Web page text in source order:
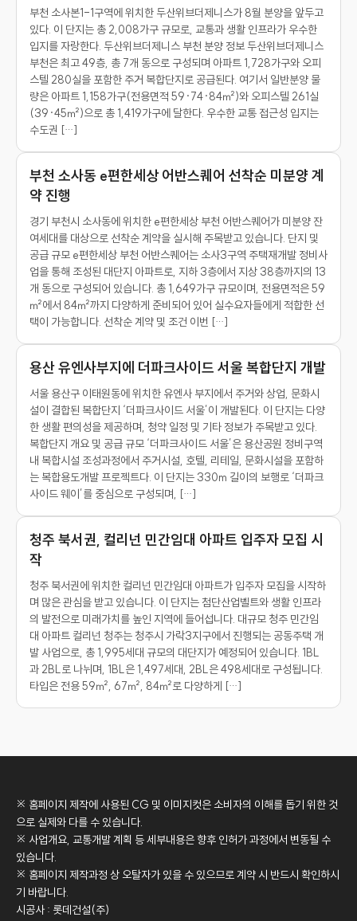
부천 소사본1-1구역에 위치한 두산위브더제니스가 8월 분양을 앞두고
있다. 이 단지는 총 2,008가구 규모로, 교통과 생활 인프라가 우수한
입지를 자랑한다. 두산위브더제니스 부천 분양 정보 두산위브더제니스
부천은 최고 49층, 총 7개 동으로 구성되며 아파트 1,728가구와 오피
스텔 280실을 포함한 주거 복합단지로 공급된다. 여기서 일반분양 물
량은 아파트 1,158가구(전용면적 59·74·84㎡)와 오피스텔 261실
(39·45㎡)으로 총 1,419가구에 달한다. 우수한 교통 접근성 입지는
수도권 […]
부천 소사동 e편한세상 어반스퀘어 선착순 미분양 계
약 진행
경기 부천시 소사동에 위치한 e편한세상 부천 어반스퀘어가 미분양 잔
여세대를 대상으로 선착순 계약을 실시해 주목받고 있습니다. 단지 및
공급 규모 e편한세상 부천 어반스퀘어는 소사3구역 주택재개발 정비사
업을 통해 조성된 대단지 아파트로, 지하 3층에서 지상 38층까지의 13
개 동으로 구성되어 있습니다. 총 1,649가구 규모이며, 전용면적은 59
㎡에서 84㎡까지 다양하게 준비되어 있어 실수요자들에게 적합한 선
택이 가능합니다. 선착순 계약 및 조건 이번 […]
용산 유엔사부지에 더파크사이드 서울 복합단지 개발
서울 용산구 이태원동에 위치한 유엔사 부지에서 주거와 상업, 문화시
설이 결합된 복합단지 ‘더파크사이드 서울’이 개발된다. 이 단지는 다양
한 생활 편의성을 제공하며, 청약 일정 및 기타 정보가 주목받고 있다.
복합단지 개요 및 공급 규모 ‘더파크사이드 서울’은 용산공원 정비구역
내 복합시설 조성과정에서 주거시설, 호텔, 리테일, 문화시설을 포함하
는 복합용도개발 프로젝트다. 이 단지는 330m 길이의 보행로 ‘더파크
사이드 웨이’를 중심으로 구성되며, […]
청주 북서권, 컬리넌 민간임대 아파트 입주자 모집 시
작
청주 북서권에 위치한 컬리넌 민간임대 아파트가 입주자 모집을 시작하
며 많은 관심을 받고 있습니다. 이 단지는 첨단산업벨트와 생활 인프라
의 발전으로 미래가치를 높인 지역에 들어섭니다. 대규모 청주 민간임
대 아파트 컬리넌 청주는 청주시 가락3지구에서 진행되는 공동주택 개
발 사업으로, 총 1,995세대 규모의 대단지가 예정되어 있습니다. 1BL
과 2BL로 나뉘며, 1BL은 1,497세대, 2BL은 498세대로 구성됩니다.
타입은 전용 59㎡, 67㎡, 84㎡로 다양하게 […]
※ 홈페이지 제작에 사용된 CG 및 이미지컷은 소비자의 이해를 돕기 위한 것
으로 실제와 다를 수 있습니다.
※ 사업개요, 교통개발 계획 등 세부내용은 향후 인허가 과정에서 변동될 수
있습니다.
※ 홈페이지 제작과정 상 오탈자가 있을 수 있으므로 계약 시 반드시 확인하시
기 바랍니다.
시공사 : 롯데건설(주)